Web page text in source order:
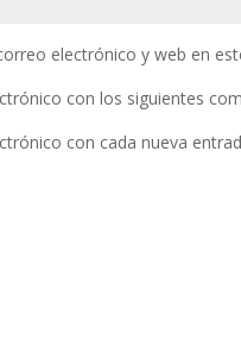
electrónico y web en
con los siguientes
con cada nueva